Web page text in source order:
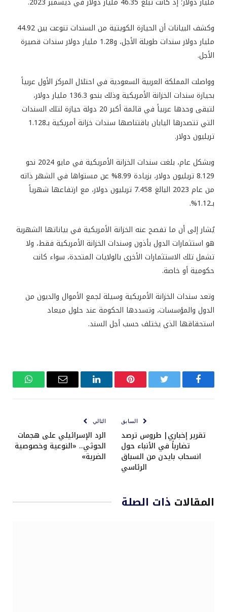
وكشف البيانات أن الحيازة الكويتية من السندات تنوعت بين 44.92
مليار دولار سندات طويلة الأجل، و1.28 مليار دولار سندات قصيرة
الأجل.
وواصلت المملكة العربية السعودية في احتلال المركز الأول عربياً
بحيازة سندات الخزانة الأمريكية وذلك بنحو 136.3 مليار دولار،
لتبقى وحدها عربياً في قائمة أكبر 20 دولة حيازة لتلك السندات
التي تتصدرها اليابان باقتناصها سندات خزانة أمريكية بـ1.128
تريليون دولار.
وبشكل عام، بلغت سندات الخزانة الأمريكية في مايو 2024 نحو
8.129 تريليون دولار، بزيادة 8.99% عن مستواها في الشهر ذاته
من عام 2023 البالغ 7.458 تريليون دولار، مع ارتفاعها شهرياً
بـ1.12%.
يُشار إلى أن ما تفصح عنه الخزانة الأمريكية في بياناتها الشهرية
هو استثمارات الدول بأذون وسندات الخزانة الأمريكية فقط، ولا
تشمل تلك الاستثمارات الأخرى بالولايات المتحدة، سواء كانت
حكومية أو خاصة.
وتعد سندات الخزانة الأمريكية وسيلة لجمع الأموال والديون من
الدول والمؤسسات، وتسددها الحكومة عند حلول ميعاد
استحقاقها الذي يختلف حسب أجل السند.
فيسبوك تويتر بينتيريستلينكدإن
البريد
واتساب
السابق
تقرير إخباري| طروس ترصد
تضارباً في الأنباء حول
انسحاب بايدن من السباق
الرئاسي
التالي
الرد الإسرائيلي على هجمات
الحوثي.. «النوعية وخصوصية
الضربة»
المقالات ذات الصلة